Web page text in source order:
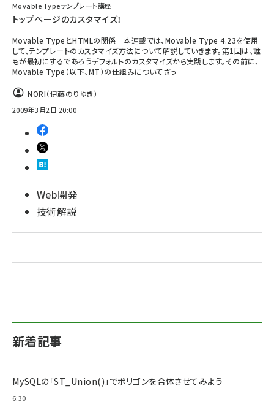
Movable Typeテンプレート講座
トップページのカスタマイズ！
Movable TypeとHTMLの関係 本連載では、Movable Type 4.23を使用
して、テンプレートのカスタマイズ方法について解説していきます。第1回は、誰
もが最初にするであろうデフォルトのカスタマイズから実践します。その前に、
Movable Type（以下、MT）の仕組みについてざっ
NORI（伊藤のりゆき）
2009年3月2日 20:00
Web開発
技術解説
新着記事
MySQLの「ST_Union()」でポリゴンを合体させてみよう
6:30